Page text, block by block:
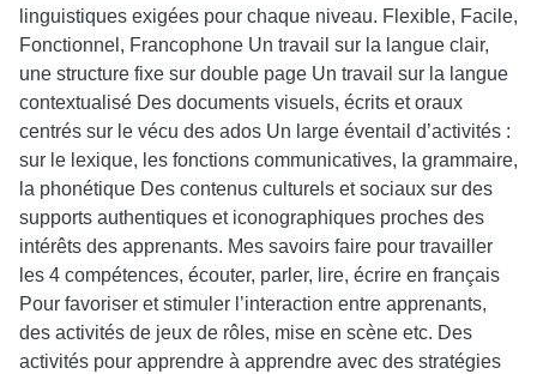
linguistiques exigées pour chaque niveau. Flexible, Facile,
Fonctionnel, Francophone Un travail sur la langue clair,
une structure fixe sur double page Un travail sur la langue
contextualisé Des documents visuels, écrits et oraux
centrés sur le vécu des ados Un large éventail d’activités :
sur le lexique, les fonctions communicatives, la grammaire,
la phonétique Des contenus culturels et sociaux sur des
supports authentiques et iconographiques proches des
intérêts des apprenants. Mes savoirs faire pour travailler
les 4 compétences, écouter, parler, lire, écrire en français
Pour favoriser et stimuler l’interaction entre apprenants,
des activités de jeux de rôles, mise en scène etc. Des
activités pour apprendre à apprendre avec des stratégies